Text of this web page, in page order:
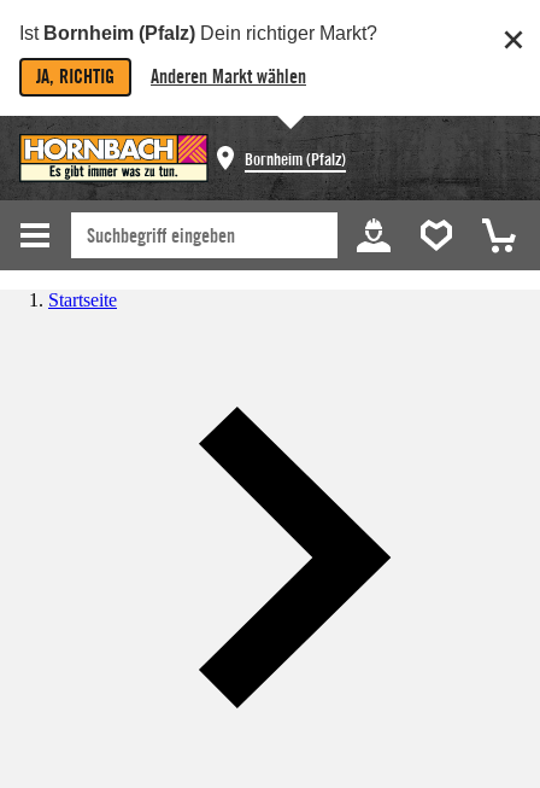
Ist Bornheim (Pfalz) Dein richtiger Markt?
JA, RICHTIG Anderen Markt wählen
Bornheim (Pfalz)
Startseite